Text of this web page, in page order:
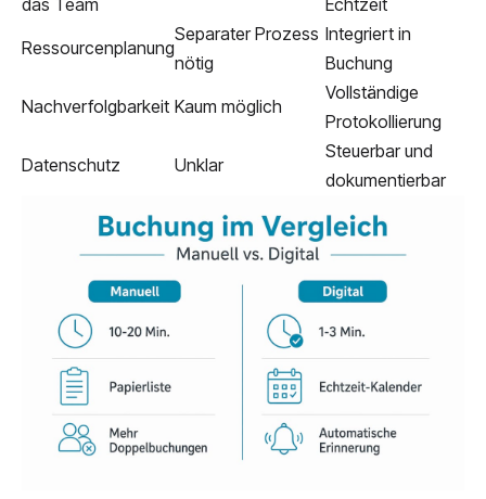
Ressourcenplanung
Separater Prozess
nötig
Integriert in
Buchung
Nachverfolgbarkeit Kaum möglich
Vollständige
Protokollierung
Datenschutz
Unklar
Steuerbar und
dokumentierbar